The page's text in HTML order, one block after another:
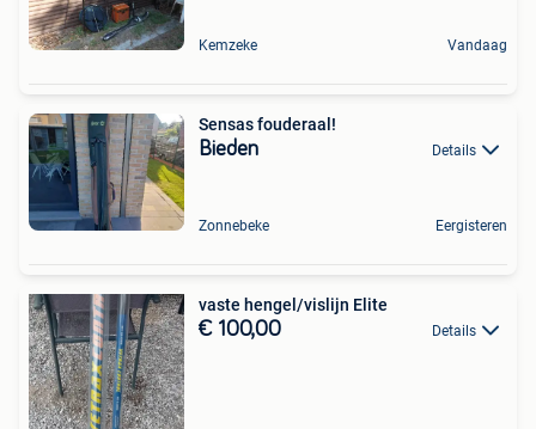
Kemzeke Vandaag
Sensas fouderaal!
Bieden Details
Zonnebeke Eergisteren
vaste hengel/vislijn Elite
€ 100,00 Details